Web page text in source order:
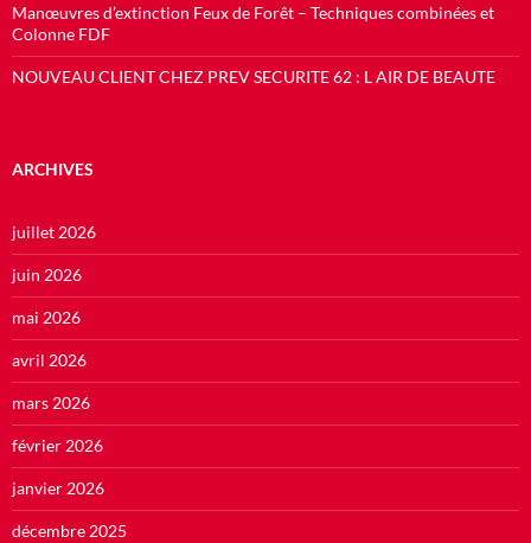
Manœuvres d’extinction Feux de Forêt – Techniques combinées et
Colonne FDF
NOUVEAU CLIENT CHEZ PREV SECURITE 62 : L AIR DE BEAUTE
ARCHIVES
juillet 2026
juin 2026
mai 2026
avril 2026
mars 2026
février 2026
janvier 2026
décembre 2025